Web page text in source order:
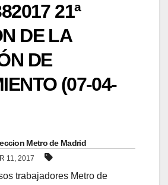
21ª
DE LA
DE
(07-04-
Metro de Madrid
11, 2017
trabajadores Metro de